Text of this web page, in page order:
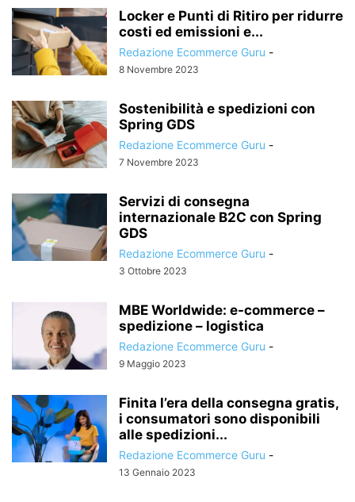
Locker e Punti di Ritiro per ridurre
costi ed emissioni e...
Redazione Ecommerce Guru -
8 Novembre 2023
Sostenibilità e spedizioni con
Spring GDS
Redazione Ecommerce Guru -
7 Novembre 2023
Servizi di consegna
internazionale B2C con Spring
GDS
Redazione Ecommerce Guru -
3 Ottobre 2023
MBE Worldwide: e-commerce –
spedizione – logistica
Redazione Ecommerce Guru -
9 Maggio 2023
Finita l’era della consegna gratis,
i consumatori sono disponibili
alle spedizioni...
Redazione Ecommerce Guru -
13 Gennaio 2023